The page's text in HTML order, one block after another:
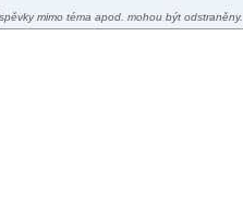
mimo téma apod. mohou být odstraněny.